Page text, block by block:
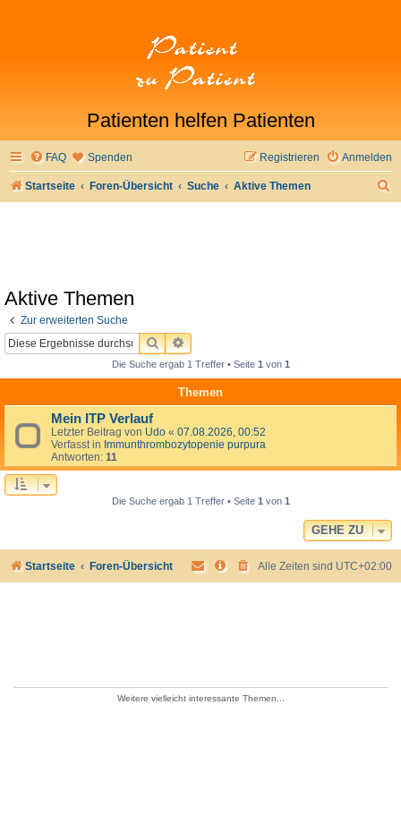
Patienten helfen Patienten
FAQ Spenden Anmelden
Registrieren
Startseite Foren-Übersicht Suche Aktive Themen
Aktive Themen
Zur erweiterten Suche
SUCHEERWEITERTE SUCHE
Die Suche ergab 1 Treffer • Seite 1von 1
Themen
Mein ITP Verlauf
Letzter Beitrag von Udo « 07.08.2026, 00:52
Verfasst in Immunthrombozytopenie purpura
Antworten: 11
Die Suche ergab 1 Treffer • Seite 1von 1
GEHE ZU
Startseite Foren-Übersicht Alle Zeiten sind UTC+02:00
Weitere vielleicht interessante Themen...